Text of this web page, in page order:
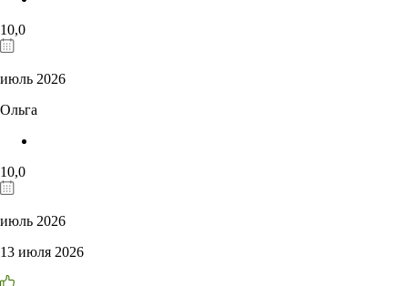
10,0
июль 2026
Ольга
10,0
июль 2026
13 июля 2026